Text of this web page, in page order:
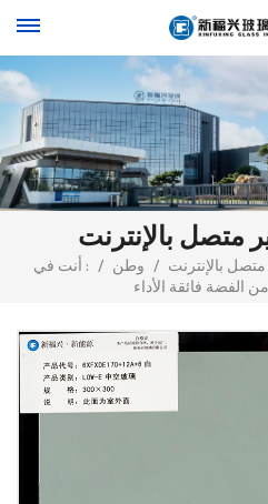
متصل بالإنترنت
أنت في : / وطن / بالإنترنت
الفضة فائقة الأداء